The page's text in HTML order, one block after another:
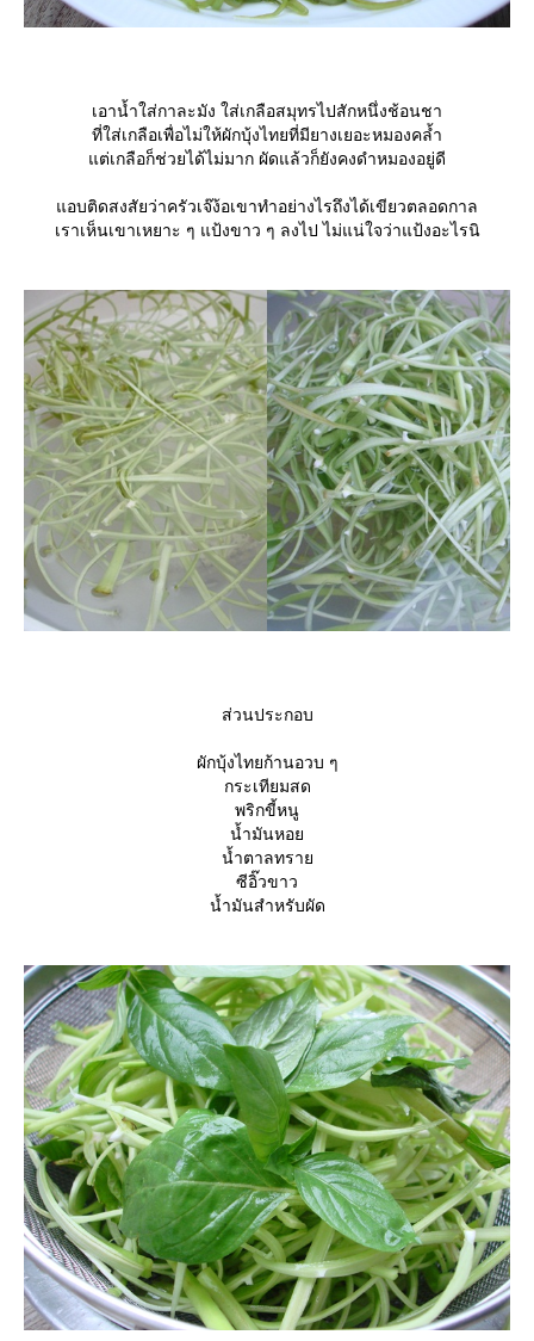
เอาน้ำใส่กาละมัง ใส่เกลือสมุทรไปสักหนึ่งช้อนชา
ที่ใส่เกลือเพื่อไม่ให้ผักบุ้งไทยที่มียางเยอะหมองคล้ำ
ต่เกลือก็ช่วยได้ไม่มาก ผัดแล้วก็ยังคงดำหมองอยู่ดี
อบติดสงสัยว่าครัวเจ๊ง้อเขาทำอย่างไรถึงได้เขียวตลอดกาล
เราเห็นเขาเหยาะ ๆ แป้งขาว ๆ ลงไป ไม่แน่ใจว่าแป้งอะไรนิ
ส่วนประกอบ
ผักบุ้งไทยก้านอวบ ๆ
กระเทียมสด
พริกขี้หนู
น้ำมันหอ
น้ำตาลทรา
ซีอิ๊วขาว
น้ำมันสำหรับผัด